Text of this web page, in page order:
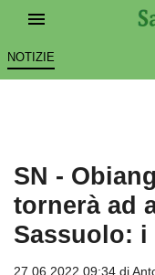
NOTIZIE
SN -
tornerà ad
Sassuolo: i
27.06.2022 09:34 di